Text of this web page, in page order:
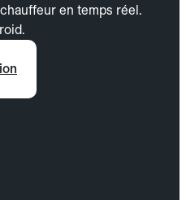
en temps réel.